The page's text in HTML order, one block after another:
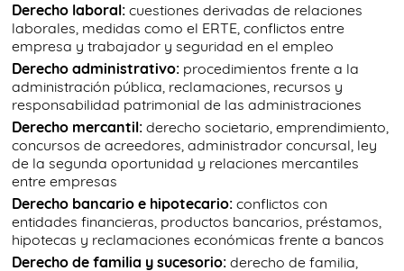
Derecho laboral: cuestiones derivadas de relaciones
laborales, medidas como el ERTE, conflictos entre
empresa y trabajador y seguridad en el empleo
Derecho administrativo: procedimientos frente a la
administración pública, reclamaciones, recursos y
responsabilidad patrimonial de las administraciones
Derecho mercantil: derecho societario, emprendimiento,
concursos de acreedores, administrador concursal, ley
de la segunda oportunidad y relaciones mercantiles
entre empresas
Derecho bancario e hipotecario: conflictos con
entidades financieras, productos bancarios, préstamos,
hipotecas y reclamaciones económicas frente a bancos
Derecho de familia y sucesorio: derecho de familia,